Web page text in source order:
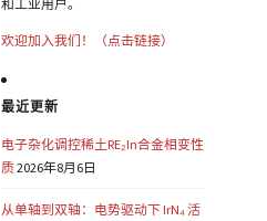
和工业用户。
欢迎加入我们！（点击链接）
最近更新
电子杂化调控稀土RE₂In合金相变性
质2026年8月6日
从单轴到双轴：电势驱动下 IrN₄ 活